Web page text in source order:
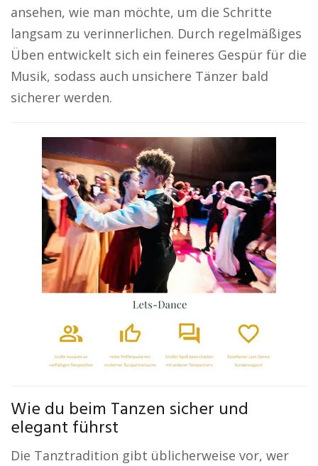
ansehen, wie man möchte, um die Schritte
langsam zu verinnerlichen. Durch regelmäßiges
Üben entwickelt sich ein feineres Gespür für die
Musik, sodass auch unsichere Tänzer bald
sicherer werden.
Wie du beim Tanzen sicher und
elegant führst
Die Tanztradition gibt üblicherweise vor, wer